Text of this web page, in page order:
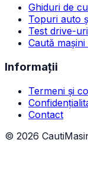
Ghiduri de
Topuri auto
Test drive-
Caută
Informații
Termeni și
Contact
© 2026